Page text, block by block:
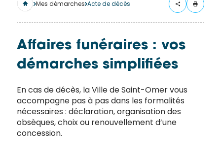
Mes démarches Acte de décès
Affaires funéraires : vos
démarches simplifiées
En cas de décès, la Ville de Saint-Omer vous
accompagne pas à pas dans les formalités
nécessaires : déclaration, organisation des
obsèques, choix ou renouvellement d’une
concession.
merci
ce
formulaire.
Vous
un
mail
avec
un lien